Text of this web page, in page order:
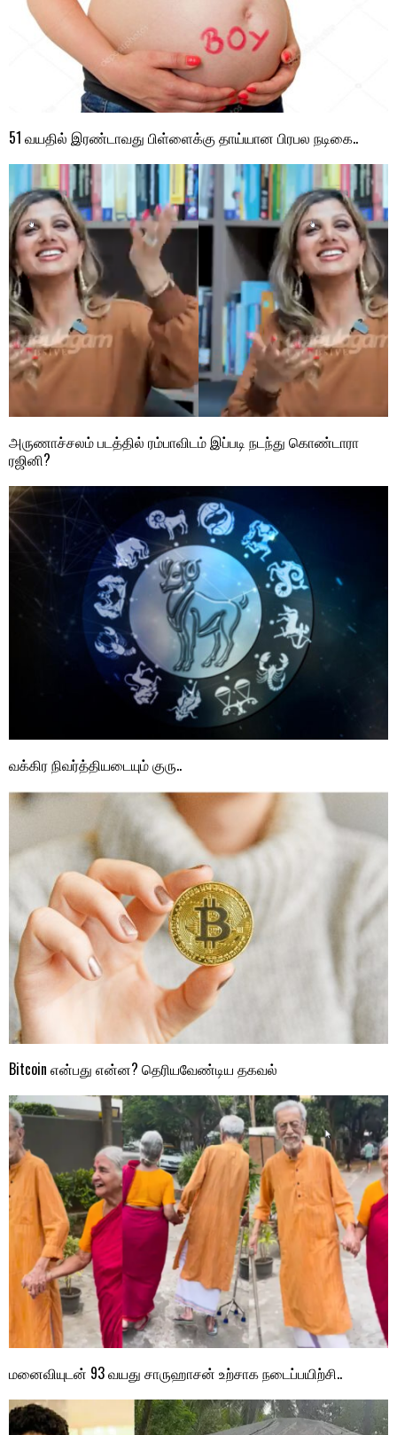
51 வயதில் இரண்டாவது பிள்ளைக்கு தாய்யான பிரபல நடிகை..
அருணாச்சலம் படத்தில் ரம்பாவிடம் இப்படி நடந்து கொண்டாரா
ரஜினி?
வக்கிர நிவர்த்தியடையும் குரு..
Bitcoin என்பது என்ன? தெரியவேண்டிய தகவல்
மனைவியுடன் 93 வயது சாருஹாசன் உற்சாக நடைப்பயிற்சி..